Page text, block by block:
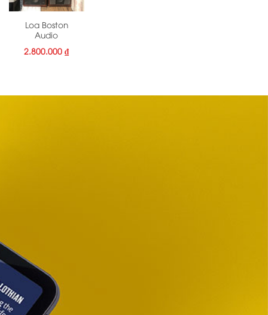
Loa Boston
Audio
2.800.000₫